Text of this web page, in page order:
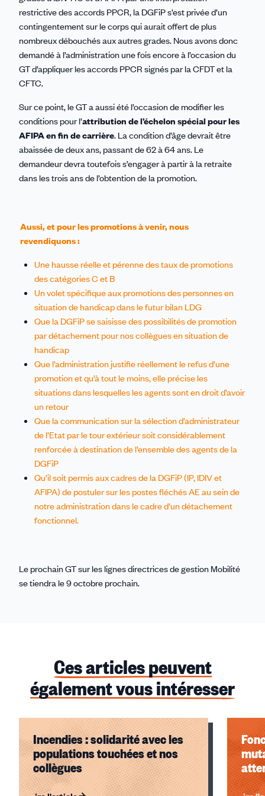
restrictive des accords PPCR, la DGFiP s’est privée d’un
contingentement sur le corps qui aurait offert de plus
nombreux débouchés aux autres grades. Nous avons donc
demandé à l’administration une fois encore à l’occasion du
GT d’appliquer les accords PPCR signés par la CFDT et la
CFTC.
Sur ce point, le GT a aussi été l’occasion de modifier les
conditions pour l’attribution de l’échelon spécial pour les
AFIPA en fin de carrière. La condition d’âge devrait être
abaissée de deux ans, passant de 62 à 64 ans. Le
demandeur devra toutefois s’engager à partir à la retraite
dans les trois ans de l’obtention de la promotion.
Aussi, et pour les promotions à venir, nous
revendiquons :
Une hausse réelle et pérenne des taux de promotions
des catégories C et B
Un volet spécifique aux promotions des personnes en
situation de handicap dans le futur bilan LDG
Que la DGFiP se saisisse des possibilités de promotion
par détachement pour nos collègues en situation de
handicap
Que l’administration justifie réellement le refus d’une
promotion et qu’à tout le moins, elle précise les
situations dans lesquelles les agents sont en droit d’avoir
un retour
Que la communication sur la sélection d’administrateur
de l’Etat par le tour extérieur soit considérablement
renforcée à destination de l’ensemble des agents de la
DGFiP
Qu’il soit permis aux cadres de la DGFiP (IP, IDIV et
AFIPA) de postuler sur les postes fléchés AE au sein de
notre administration dans le cadre d’un détachement
fonctionnel.
Le prochain GT sur les lignes directrices de gestion Mobilité
se tiendra le 9 octobre prochain.
Ces articles peuvent
également vous intéresser
Incendies : solidarité avec les
populations touchées et nos
collègues